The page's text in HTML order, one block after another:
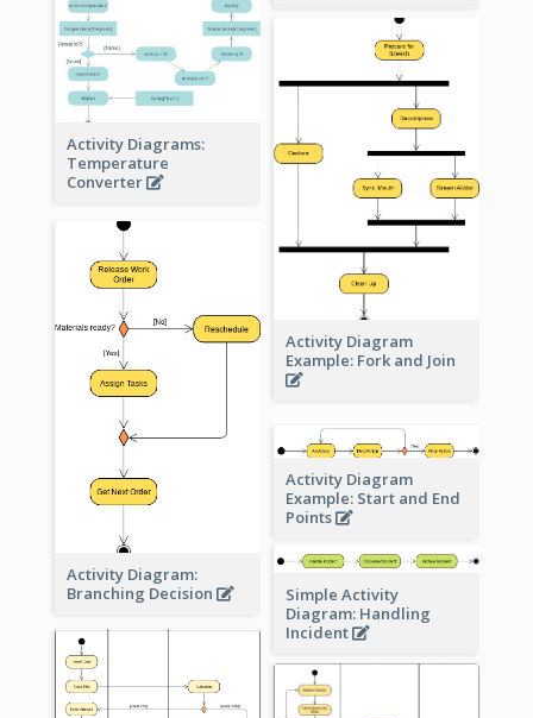
Activity Diagrams:
Temperature
Converter
Activity Diagram
Example: Fork and Join
Activity Diagram:
Branching Decision
Activity Diagram
Example: Start and End
Points
Simple Activity
Diagram: Handling
Incident